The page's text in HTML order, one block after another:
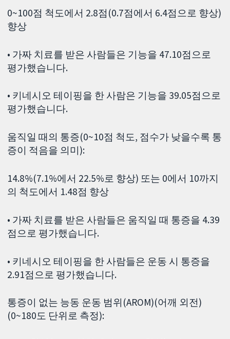
0~100점 척도에서 2.8점(0.7점에서 6.4점으로 향상)
향상
• 가짜 치료를 받은 사람들은 기능을 47.10점으로
평가했습니다.
• 키네시오 테이핑을 한 사람은 기능을 39.05점으로
평가했습니다.
움직일 때의 통증(0~10점 척도, 점수가 낮을수록 통
증이 적음을 의미):
14.8%(7.1%에서 22.5%로 향상) 또는 0에서 10까지
의 척도에서 1.48점 향상
• 가짜 치료를 받은 사람들은 움직일 때 통증을 4.39
점으로 평가했습니다.
• 키네시오 테이핑을 한 사람들은 운동 시 통증을
2.91점으로 평가했습니다.
통증이 없는 능동 운동 범위(AROM)(어깨 외전)
(0~180도 단위로 측정):